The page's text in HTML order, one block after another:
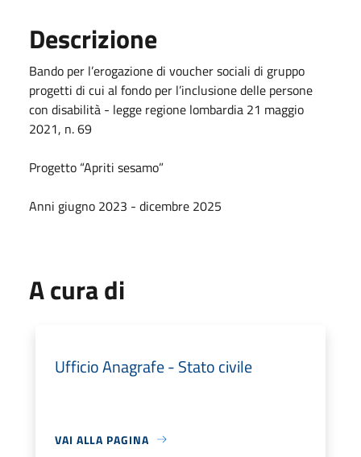
Descrizione
Bando per l’erogazione di voucher sociali di gruppo
progetti di cui al fondo per l’inclusione delle persone
con disabilità - legge regione lombardia 21 maggio
2021, n. 69
Progetto “Apriti sesamo”
Anni giugno 2023 - dicembre 2025
A cura di
Ufficio Anagrafe - Stato civile
VAI ALLA PAGINA